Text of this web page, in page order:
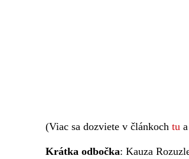
(Viac sa dozviete v článkoch tu a
Krátka odbočka: Kauza